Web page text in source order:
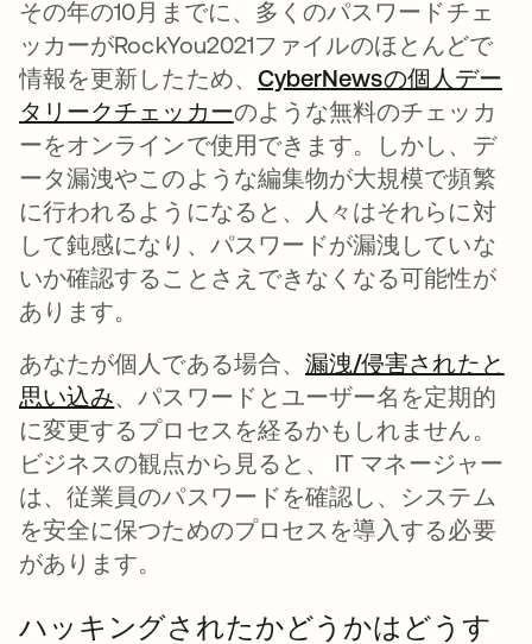
その年の10月までに、多くのパスワードチェ
ッカーがRockYou2021ファイルのほとんどで
情報を更新したため、 CyberNewsの個人デー
タリークチェッカー新しいタブで開く
のような無料のチェッカ
ーをオンラインで使用できます。しかし、デ
ータ漏洩やこのような編集物が大規模で頻繁
に行われるようになると、人々はそれらに対
して鈍感になり、パスワードが漏洩していな
いか確認することさえできなくなる可能性が
あります。
あなたが個人である場合、 漏洩/侵害されたと
思い込み新しいタブで開く
、パスワードとユーザー名を定期的
に変更するプロセスを経るかもしれません。
ビジネスの観点から見ると、 IT マネージャー
は、従業員のパスワードを確認し、システム
を安全に保つためのプロセスを導入する必要
があります。
ハッキングされたかどうかはどうす